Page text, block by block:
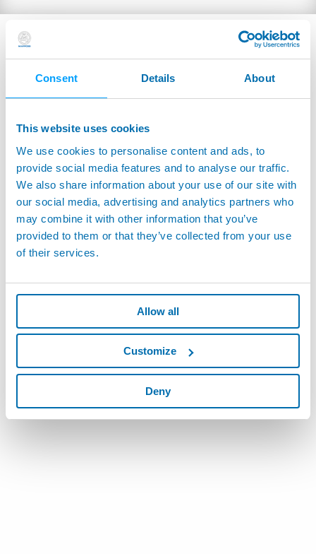
Consent Details About
This website uses cookies
We use cookies to personalise content and ads, to
provide social media features and to analyse our traffic.
We also share information about your use of our site with
our social media, advertising and analytics partners who
may combine it with other information that you’ve
provided to them or that they’ve collected from your use
of their services.
Allow all
Customize
Deny